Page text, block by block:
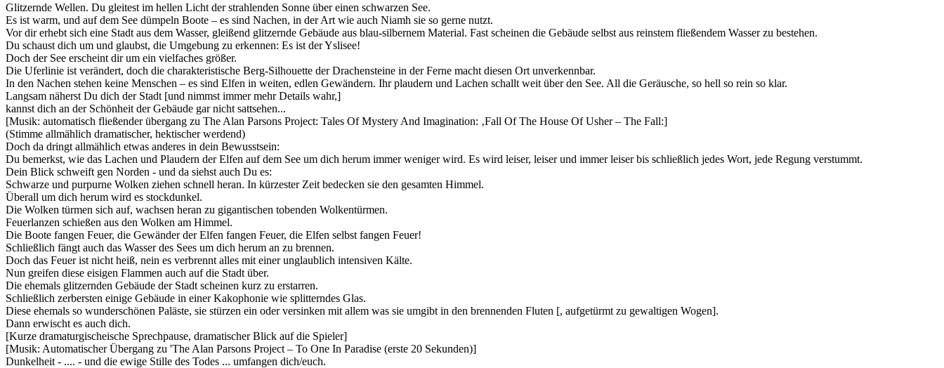
Glitzernde Wellen. Du gleitest im hellen Licht der strahlenden Sonne über einen schwarzen See.
Es ist warm, und auf dem See dümpeln Boote – es sind Nachen, in der Art wie auch Niamh sie so gerne nutzt.
Vor dir erhebt sich eine Stadt aus dem Wasser, gleißend glitzernde Gebäude aus blau-silbernem Material. Fast scheinen die Gebäude selbst aus reinstem fließendem Wasser zu bestehen.
Du schaust dich um und glaubst, die Umgebung zu erkennen: Es ist der Yslisee!
Doch der See erscheint dir um ein vielfaches größer.
Die Uferlinie ist verändert, doch die charakteristische Berg-Silhouette der Drachensteine in der Ferne macht diesen Ort unverkennbar.
In den Nachen stehen keine Menschen – es sind Elfen in weiten, edlen Gewändern. Ihr plaudern und Lachen schallt weit über den See. All die Geräusche, so hell so rein so klar.
Langsam näherst Du dich der Stadt [und nimmst immer mehr Details wahr,]
kannst dich an der Schönheit der Gebäude gar nicht sattsehen...
[Musik: automatisch fließender übergang zu The Alan Parsons Project: Tales Of Mystery And Imagination: ‚Fall Of The House Of Usher – The Fall:]
(Stimme allmählich dramatischer, hektischer werdend)
Doch da dringt allmählich etwas anderes in dein Bewusstsein:
Du bemerkst, wie das Lachen und Plaudern der Elfen auf dem See um dich herum immer weniger wird. Es wird leiser, leiser und immer leiser bis schließlich jedes Wort, jede Regung verstummt.
Dein Blick schweift gen Norden - und da siehst auch Du es:
Schwarze und purpurne Wolken ziehen schnell heran. In kürzester Zeit bedecken sie den gesamten Himmel.
Überall um dich herum wird es stockdunkel.
Die Wolken türmen sich auf, wachsen heran zu gigantischen tobenden Wolkentürmen.
Feuerlanzen schießen aus den Wolken am Himmel.
Die Boote fangen Feuer, die Gewänder der Elfen fangen Feuer, die Elfen selbst fangen Feuer!
Schließlich fängt auch das Wasser des Sees um dich herum an zu brennen.
Doch das Feuer ist nicht heiß, nein es verbrennt alles mit einer unglaublich intensiven Kälte.
Nun greifen diese eisigen Flammen auch auf die Stadt über.
Die ehemals glitzernden Gebäude der Stadt scheinen kurz zu erstarren.
Schließlich zerbersten einige Gebäude in einer Kakophonie wie splitterndes Glas.
Diese ehemals so wunderschönen Paläste, sie stürzen ein oder versinken mit allem was sie umgibt in den brennenden Fluten [, aufgetürmt zu gewaltigen Wogen].
Dann erwischt es auch dich.
[Kurze dramaturgischeische Sprechpause, dramatischer Blick auf die Spieler]
[Musik: Automatischer Übergang zu 'The Alan Parsons Project – To One In Paradise (erste 20 Sekunden)]
Dunkelheit - .... - und die ewige Stille des Todes ... umfangen dich/euch.